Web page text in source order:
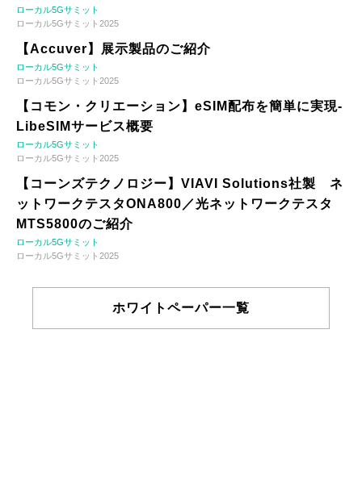
ローカル5Gサミット
ローカル5Gサミット2025
【Accuver】展示製品のご紹介
ローカル5Gサミット
ローカル5Gサミット2025
【コモン・クリエーション】eSIM配布を簡単に実現-
LibeSIMサービス概要
ローカル5Gサミット
ローカル5Gサミット2025
【コーンズテクノロジー】VIAVI Solutions社製 ネ
ットワークテスタONA800／光ネットワークテスタ
MTS5800のご紹介
ローカル5Gサミット
ローカル5Gサミット2025
ホワイトペーパー一覧